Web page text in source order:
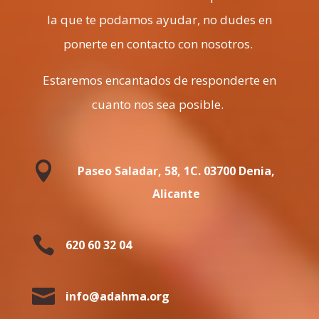
la que te podamos ayudar, no dudes en
ponerte en contacto con nosotros.
Estaremos encantados de responderte en
cuanto nos sea posible.

Paseo Saladar, 58, 1C. 03700 Denia,
Alicante
 620 60 32 04
 info@adahma.org